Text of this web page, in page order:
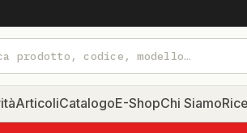
ArticoliCatalogoE-ShopChi Siamo